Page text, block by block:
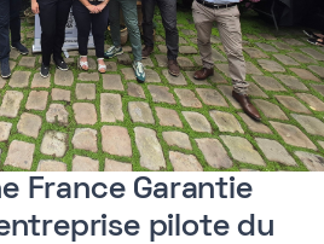
France Garantie
pilote du